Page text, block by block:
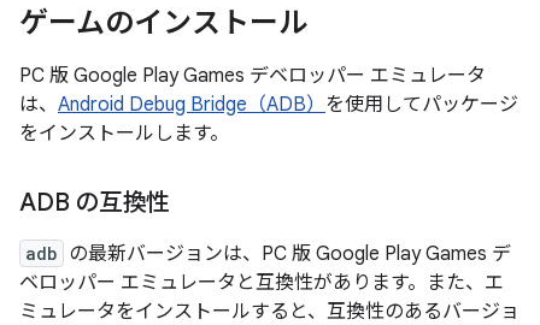
ゲームのインストール
PC 版 Google Play Games デベロッパー エミュレータ
は、 Android Debug Bridge（ADB） を使用してパッケージ
をインストールします。
ADB の互換性
adb の最新バージョンは、PC 版 Google Play Games デ
ベロッパー エミュレータと互換性があります。また、エ
ミュレータをインストールすると、互換性のあるバージョ